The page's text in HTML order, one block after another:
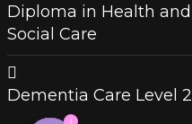
Diploma in Health and
Social Care
Dementia Care Level 2